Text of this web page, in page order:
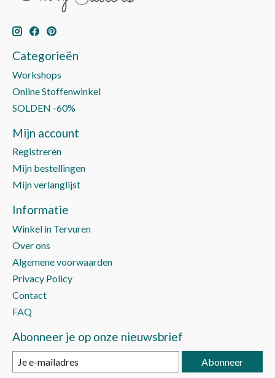
Categorieën
Workshops
Online Stoffenwinkel
SOLDEN -60%
Mijn account
Registreren
Mijn bestellingen
Mijn verlanglijst
Informatie
Winkel in Tervuren
Over ons
Algemene voorwaarden
Privacy Policy
Contact
FAQ
Abonneer je op onze nieuwsbrief
Abonneer